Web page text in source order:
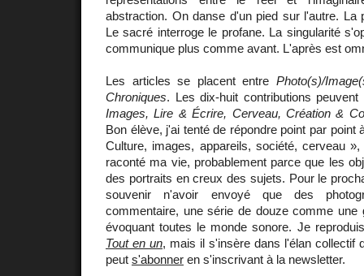
abstraction. On danse d'un pied sur l'autre. La
Le sacré interroge le profane. La singularité
communique plus comme avant. L'après est
Les articles se placent entre Photo(s)/
Chroniques. Les dix-huit contributions
Images, Lire & Écrire, Cerveau, Création &
Bon élève, j'ai tenté de répondre point par point
Culture, images, appareils, société, cerveau
raconté ma vie, probablement parce que les
des portraits en creux des sujets. Pour le
souvenir n'avoir envoyé que des
commentaire, une série de douze comme une
évoquant toutes le monde sonore. Je
Tout en un, mais il s'insère dans l'élan collectif
peut s'abonner en s'inscrivant à la newsletter.